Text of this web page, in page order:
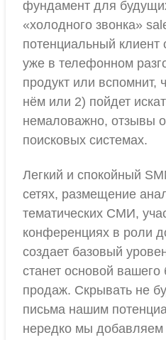
фундамент для
«холодного звонка»
потенциальный
уже в телефонном
продукт или вспомнит,
нём или 2) пойдет
немаловажно, отзывы
поисковых системах.
Легкий и спокойный
сетях, размещение
тематических СМИ,
конференциях в роли
создает базовый
станет основой
продаж. Скрывать не
письма нашим
нередко мы